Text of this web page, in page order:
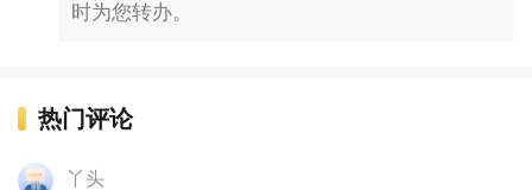
时为您转办。
热门评论
丫头